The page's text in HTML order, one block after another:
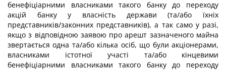
бенефіціарними власниками такого банку до переходу
акцій банку у власність держави (та/або їхніх
представників/законних представників), а так само у разі,
якщо з відповідною заявою про арешт зазначеного майна
звертається одна та/або кілька осіб, що були акціонерами,
власниками істотної участі та/або кінцевими
бенефіціарними власниками такого банку до переходу